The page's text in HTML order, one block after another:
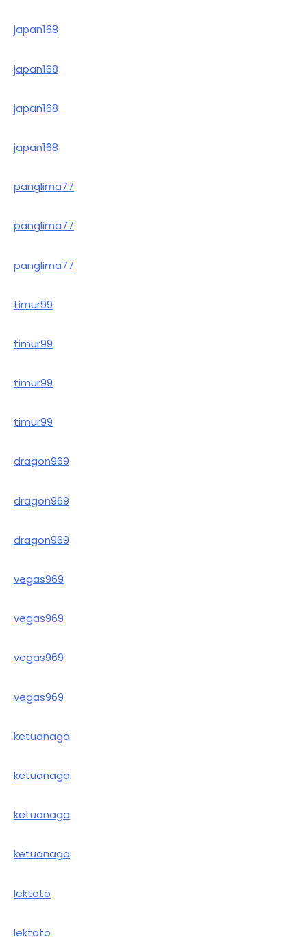
japan168
japan168
japan168
japan168
panglima77
panglima77
panglima77
timur99
timur99
timur99
timur99
dragon969
dragon969
dragon969
vegas969
vegas969
vegas969
vegas969
ketuanaga
ketuanaga
ketuanaga
ketuanaga
lektoto
lektoto